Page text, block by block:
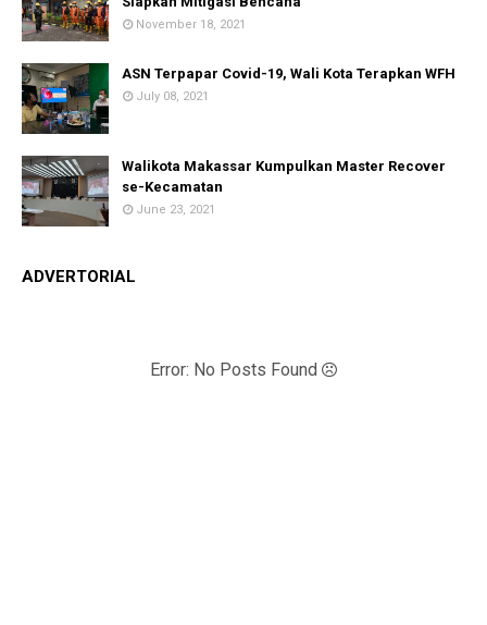
November 18, 2021
ASN Terpapar Covid-19, Wali Kota Terapkan WFH
July 08, 2021
Walikota Makassar Kumpulkan Master Recover
se-Kecamatan
June 23, 2021
ADVERTORIAL
Error: No Posts Found